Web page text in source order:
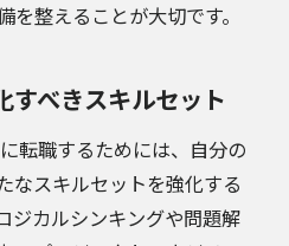
を整えることが大切です。
すべきスキルセット
転職するためには、自分の
なスキルセットを強化する
ジカルシンキングや問題解